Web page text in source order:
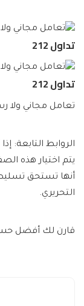
تداول 212
تداول 212
تعامل مجاني
الروابط التابعة:
يتم اختيار هذه
أنها تستحق تسليط
التحريري.
قارن لك أفضل